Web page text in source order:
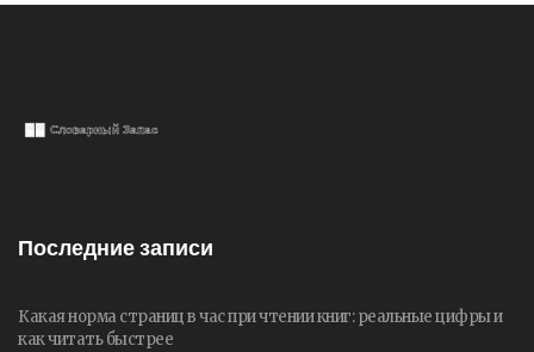
Последние записи
Какая норма страниц в час при чтении книг: реальные цифры и
как читать быстрее